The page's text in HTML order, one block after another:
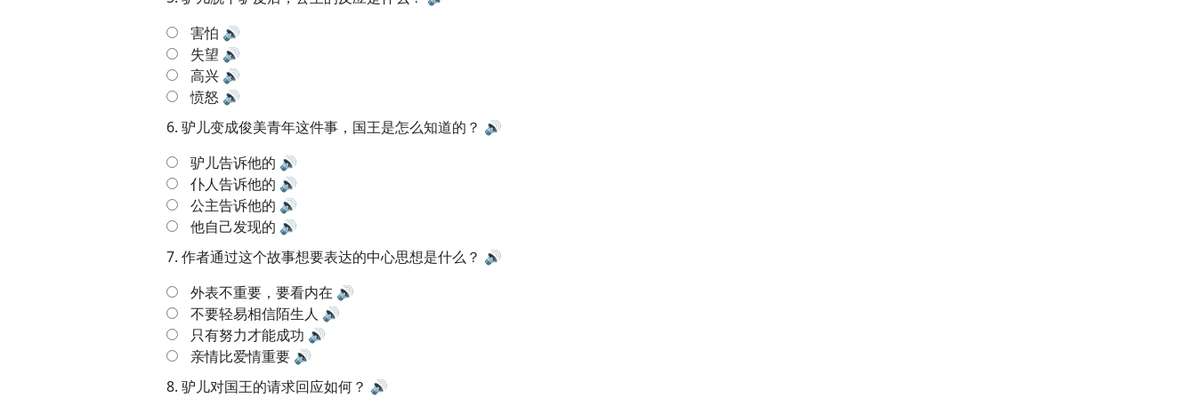
害怕 🔊
失望 🔊
高兴 🔊
愤怒 🔊
6. 驴儿变成俊美青年这件事，国王是怎么知道的？ 🔊
驴儿告诉他的 🔊
仆人告诉他的 🔊
公主告诉他的 🔊
他自己发现的 🔊
7. 作者通过这个故事想要表达的中心思想是什么？ 🔊
外表不重要，要看内在 🔊
不要轻易相信陌生人 🔊
只有努力才能成功 🔊
亲情比爱情重要 🔊
8. 驴儿对国王的请求回应如何？ 🔊